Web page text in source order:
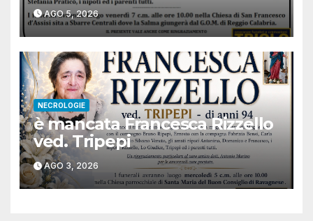
AGO 5, 2026
NECROLOGIE
è mancata Francesca Rizzello
ved. Tripepi
AGO 3, 2026